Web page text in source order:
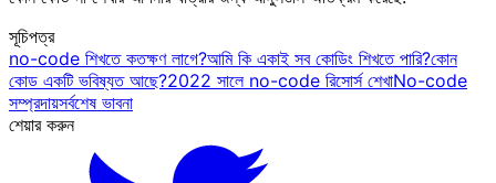
সূচিপত্র
no-code শিখতে কতক্ষণ লাগে?আমি কি একাই সব কোডিং শিখতে পারি?কোন
কোড একটি ভবিষ্যত আছে?2022 সালে no-code রিসোর্স শেখাNo-code
সম্প্রদায়সর্বশেষ ভাবনা
শেয়ার করুন